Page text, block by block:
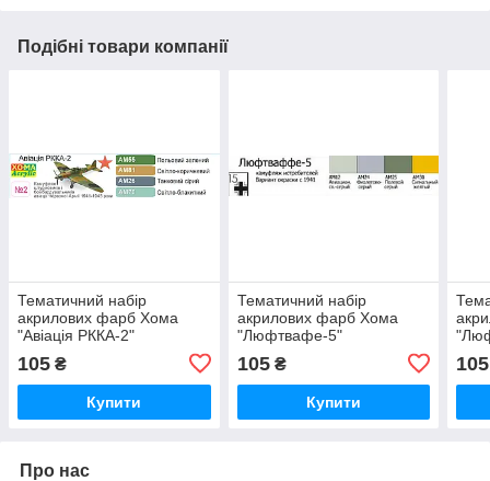
Подібні товари компанії
Тематичний набір
акрилових фарб Хома
"Авіація РККА-2"
105 ₴
Купити
Тематичний набір
акрилових фарб Хома
"Люфтвафе-5"
105₴
Купити
105
Про нас